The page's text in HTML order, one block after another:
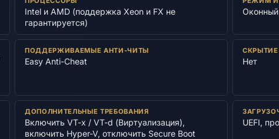
Intel и AMD (поддержка Xeon и FX не
гарантируется)
ПОДДЕРЖИВАЕМЫЕ АНТИ-ЧИТЫ
Easy Anti-Cheat Нет
ДОПОЛНИТЕЛЬНЫЕ ТРЕБОВАНИЯ
Включить VT-x / VT-d (Виртуализация),
включить Hyper-V, отключить Secure Boot
UEFI,